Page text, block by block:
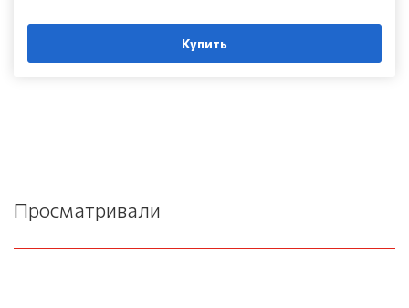
Купить
Просматривали